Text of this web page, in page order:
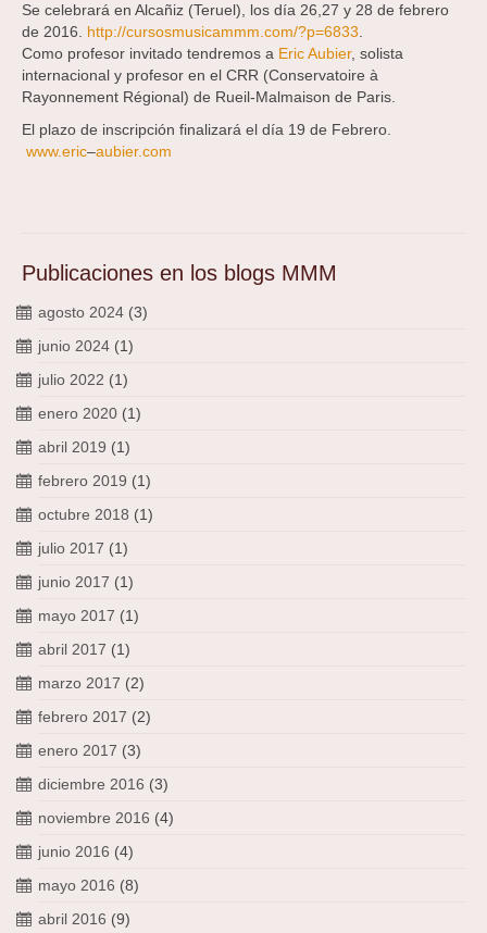
Se celebrará en Alcañiz (Teruel), los día 26,27 y 28 de febrero
de 2016. http://cursosmusicammm.com/?p=6833
Como profesor invitado tendremos a Eric Aubier, solista
internacional y profesor en el CRR (Conservatoire à
Rayonnement Régional) de Rueil-Malmaison de Paris.
El plazo de inscripción finalizará el día 19 de Febrero.
www.eric–aubier.com
Publicaciones en los blogs MMM
agosto 2024 (3)
junio 2024 (1)
julio 2022 (1)
enero 2020 (1)
abril 2019 (1)
febrero 2019 (1)
octubre 2018 (1)
julio 2017 (1)
junio 2017 (1)
mayo 2017 (1)
abril 2017 (1)
marzo 2017 (2)
febrero 2017 (2)
enero 2017 (3)
diciembre 2016 (3)
noviembre 2016 (4)
junio 2016 (4)
mayo 2016 (8)
abril 2016 (9)